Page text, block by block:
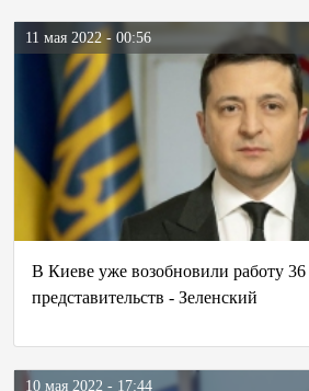
11 мая 2022 - 00:56
В Киеве уже возобновили работу
представительств - Зеленский
10 мая 2022 - 17:44